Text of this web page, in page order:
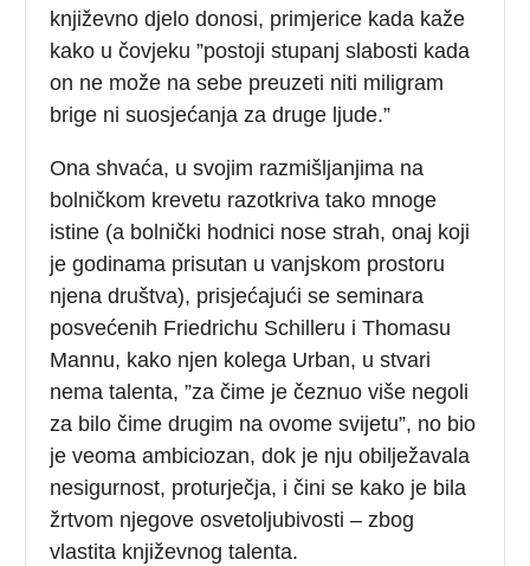
književno djelo donosi, primjerice kada kaže
kako u čovjeku ”postoji stupanj slabosti kada
on ne može na sebe preuzeti niti miligram
brige ni suosjećanja za druge ljude.”
Ona shvaća, u svojim razmišljanjima na
bolničkom krevetu razotkriva tako mnoge
istine (a bolnički hodnici nose strah, onaj koji
je godinama prisutan u vanjskom prostoru
njena društva), prisjećajući se seminara
posvećenih Friedrichu Schilleru i Thomasu
Mannu, kako njen kolega Urban, u stvari
nema talenta, ”za čime je čeznuo više negoli
za bilo čime drugim na ovome svijetu”, no bio
je veoma ambiciozan, dok je nju obilježavala
nesigurnost, proturječja, i čini se kako je bila
žrtvom njegove osvetoljubivosti – zbog
vlastita književnog talenta.